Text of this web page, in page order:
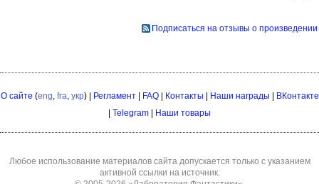
Подписаться на отзывы о произведении
О сайте (eng fra укр) | Регламент| FAQ| Контакты | Наши награды | ВКонтакте
| Telegram | Наши товары
Любое использование материалов сайта допускается только с указанием
активной ссылки на источник.